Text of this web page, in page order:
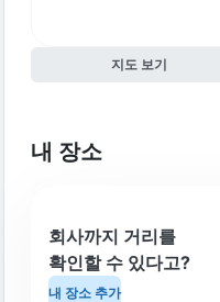
지도 보기
내 장소
회사까지 거리를
확인할 수 있다고?
내 장소 추가